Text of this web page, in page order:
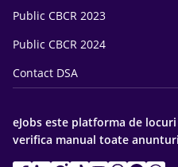
Public CBCR 2023
Public CBCR 2024
Contact DSA
eJobs este platforma de
verifica manual toate